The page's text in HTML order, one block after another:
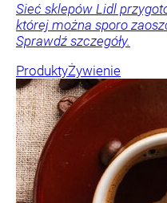
Sieć sklepów Lidl
której można sporo
Sprawdź szczegóły.
ProduktyŻywienie